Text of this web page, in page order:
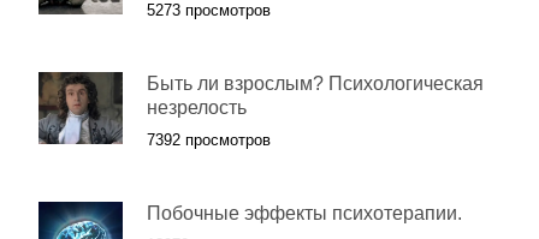
5273 просмотров
Быть ли взрослым? Психологическая
незрелость
7392 просмотров
Побочные эффекты психотерапии.